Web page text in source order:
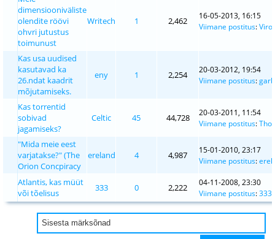
dimensiooniväliste
olendite röövi
ohvri jutustus
toimunust
Writech 1 2,462
16-05-2013, 16:15
Viimane postitus:
Kas usa uudised
kasutavad ka
26.ndat kaadrit
mõjutamiseks.
eny 1 2,254
20-03-2012, 19:54
Viimane postitus:
Kas torrentid
sobivad
jagamiseks?
Celtic 45 44,728
20-03-2011, 11:54
Viimane postitus:
"Mida meie eest
varjatakse?" (The
Orion Concpiracy
ereland 4 4,987
15-01-2010, 23:17
Viimane postitus:
Atlantis, kas müüt
või tõelisus
333 0 2,222
04-11-2008, 23:30
Viimane postitus:333